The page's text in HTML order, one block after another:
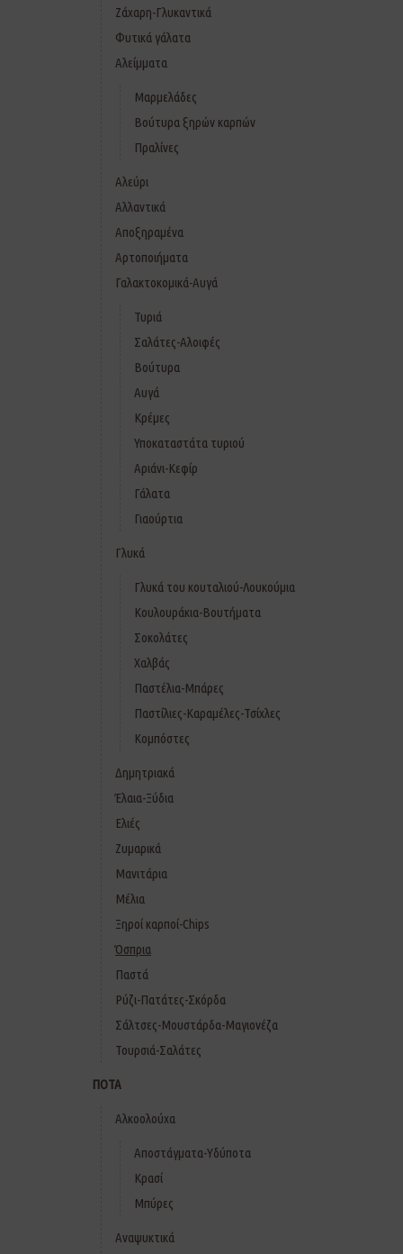
Ζάχαρη-Γλυκαντικά
Φυτικά γάλατα
Αλείμματα
Μαρμελάδες
Βούτυρα ξηρών καρπών
Πραλίνες
Αλεύρι
Αλλαντικά
Αποξηραμένα
Αρτοποιήματα
Γαλακτοκομικά-Αυγά
Τυριά
Σαλάτες-Αλοιφές
Βούτυρα
Αυγά
Κρέμες
Υποκαταστάτα τυριού
Αριάνι-Κεφίρ
Γάλατα
Γιαούρτια
Γλυκά
Γλυκά του κουταλιού-Λουκούμια
Κουλουράκια-Βουτήματα
Σοκολάτες
Χαλβάς
Παστέλια-Μπάρες
Παστίλιες-Καραμέλες-Τσίχλες
Κομπόστες
Δημητριακά
Έλαια-Ξύδια
Ελιές
Ζυμαρικά
Μανιτάρια
Μέλια
Ξηροί καρποί-Chips
Όσπρια
Παστά
Ρύζι-Πατάτες-Σκόρδα
Σάλτσες-Μουστάρδα-Μαγιονέζα
Τουρσιά-Σαλάτες
ΠΟΤΑ
Αλκοολούχα
Αποστάγματα-Υδύποτα
Κρασί
Μπύρες
Αναψυκτικά